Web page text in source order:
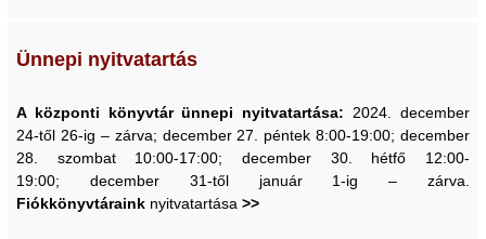
Ünnepi nyitvatartás
A központi könyvtár ünnepi nyitvatartása: 2024. december
24-től 26-ig – zárva; december 27. péntek 8:00-19:00; december
28. szombat 10:00-17:00; december 30. hétfő 12:00-
19:00; december 31-től január 1-ig – zárva.
Fiókkönyvtáraink nyitvatartása >>